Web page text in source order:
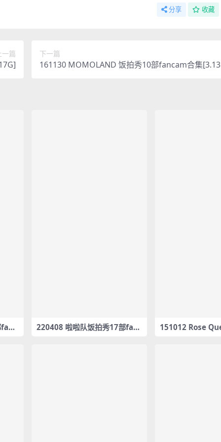
分享 收藏
一篇 下一篇
161130 MOMOLAND 饭拍秀10部fancam合集
220408 啦啦队饭拍秀17部fanc
151012 Rose